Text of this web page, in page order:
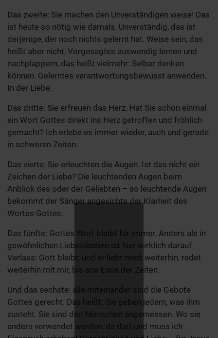
Das zweite: Sie machen den Unverständigen weise! Das
ist heute so nötig wie damals. Unverständig, das ist
derjenige, der noch nichts gelernt hat. Weise sein, das
heißt aber nicht, Vorgesagtes auswendig lernen und
nachplappern, das heißt vielmehr: Selber denken
können. Gelerntes verantwortungsbewusst anwenden.
In der Liebe.
Das dritte: Sie erfreuen das Herz. Hat Sie schon einmal
ein Wort Gottes direkt ins Herz getroffen und fröhlich
gemacht? Ich erlebe es immer wieder, auch und gerade
in schweren Zeiten.
Das vierte: Sie erleuchten die Augen. Ist das nicht ein
Zeichen der Liebe? Die leuchtenden Augen beim
Anblick des oder der Geliebten – so leuchtende Augen
bekommt der Sänger angesichts der Klarheit des
Wortes Gottes.
Das fünfte: Gottes Wort bleibt für immer. Anders als in
gewöhnlichen Liebesliedern ist hier wirklich darauf
Verlass: Gott bleibt, und er liebt mich weiterhin, redet
weiterhin mit mir, bis ans Ende der Zeiten.
Und das sechste: alle miteinander sind die Gebote
Gottes gerecht. Das heißt: Sie geben jedem, was ihm
zusteht. Sie sind den Menschen angemessen. Wo sie
anders verwendet werden, da darf und muss ich